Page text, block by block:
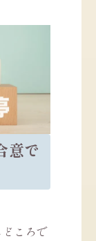
意で
ころで